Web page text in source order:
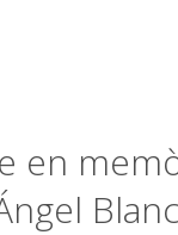
en